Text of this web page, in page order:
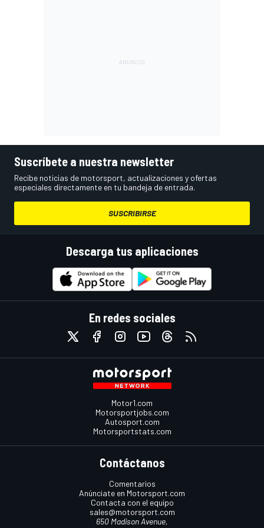
Suscríbete a nuestra newsletter
Recibe noticias de motorsport, actualizaciones y ofertas
especiales directamente en tu bandeja de entrada.
SUSCRIBIRSE
Descarga tus aplicaciones
En redes sociales
Motor1.com
Motorsportjobs.com
Autosport.com
Motorsportstats.com
Contáctanos
Comentarios
Anúnciate en Motorsport.com
Contacta con el equipo
sales@motorsport.com
650 Madison Avenue,